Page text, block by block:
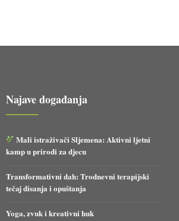
Najave događanja
Mali istraživači Sljemena: Aktivni ljetni
kamp u prirodi za djecu
Transformativni dah: Trodnevni terapijski
tečaj disanja i opuštanja
Yoga, zvuk i kreativni huk